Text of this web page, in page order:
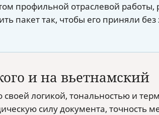
профильной отраслевой работы,
пакет так, чтобы его приняли
и на вьетнамский
логикой, тональностью и
силу документа, точность